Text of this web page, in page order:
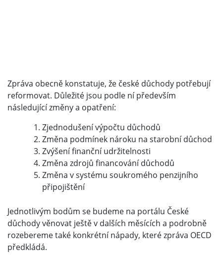
Zpráva obecně konstatuje, že české důchody potřebují
reformovat. Důležité jsou podle ní především
následující změny a opatření:
Zjednodušení výpočtu důchodů
Změna podmínek nároku na starobní důchod
Zvýšení finanční udržitelnosti
Změna zdrojů financování důchodů
Změna v systému soukromého penzijního
připojištění
Jednotlivým bodům se budeme na portálu České
důchody věnovat ještě v dalších měsících a podrobně
rozebereme také konkrétní nápady, které zpráva OECD
předkládá.